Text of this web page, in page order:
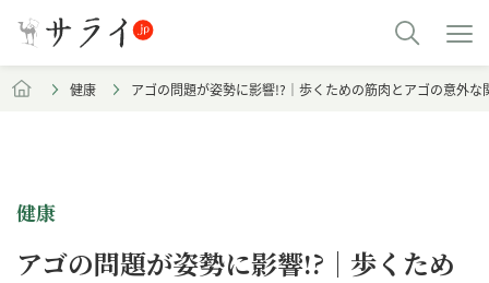
健康 アゴの問題が姿勢に影響!?｜歩くための筋肉とアゴの意外な
健康
アゴの問題が姿勢に影響!?｜歩くため